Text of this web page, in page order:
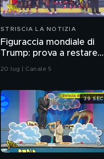
STRISCIA LA NOTIZIA
Figuraccia mondiale di
Trump: prova a restare
nella foto della Spagna
20 lug | Canale 5
39 SEC